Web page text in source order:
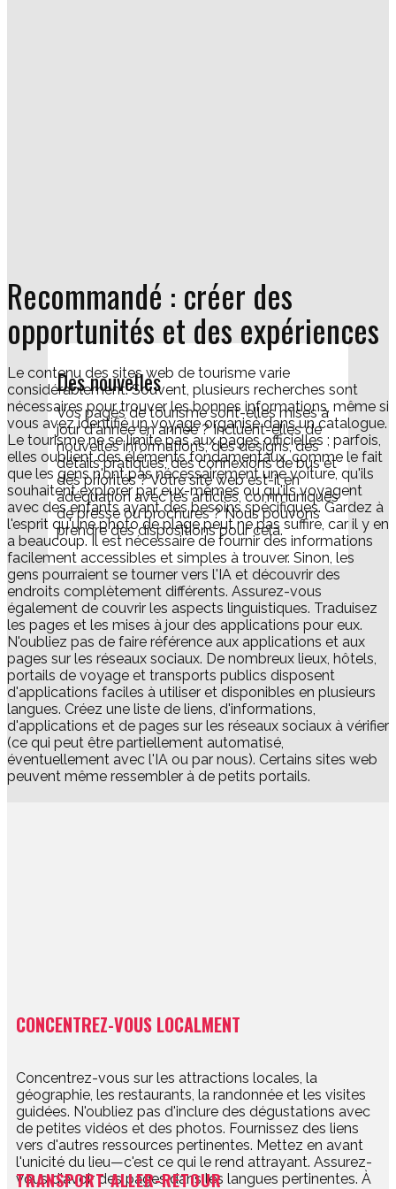
Des nouvelles
​Vos pages de tourisme sont-elles mises à
jour d'année en année ? Incluent-elles de
nouvelles informations, des designs, des
détails pratiques, des connexions de bus et
des priorités ? Votre site web est-il en
adéquation avec les articles, communiqués
de presse ou brochures ? Nous pouvons
prendre des dispositions pour cela.
Recommandé : créer des
opportunités et des expériences
Le contenu des sites web de tourisme varie
considérablement. Souvent, plusieurs recherches sont
nécessaires pour trouver les bonnes informations, même si
vous avez identifié un voyage organisé dans un catalogue.
Le tourisme ne se limite pas aux pages officielles ; parfois,
elles oublient des éléments fondamentaux, comme le fait
que les gens n'ont pas nécessairement une voiture, qu'ils
souhaitent explorer par eux-mêmes ou qu'ils voyagent
avec des enfants ayant des besoins spécifiques. Gardez à
l'esprit qu'une photo de plage peut ne pas suffire, car il y en
a beaucoup. Il est nécessaire de fournir des informations
facilement accessibles et simples à trouver. Sinon, les
gens pourraient se tourner vers l'IA et découvrir des
endroits complètement différents. Assurez-vous
également de couvrir les aspects linguistiques. Traduisez
les pages et les mises à jour des applications pour eux.
N'oubliez pas de faire référence aux applications et aux
pages sur les réseaux sociaux. De nombreux lieux, hôtels,
portails de voyage et transports publics disposent
d'applications faciles à utiliser et disponibles en plusieurs
langues. Créez une liste de liens, d'informations,
d'applications et de pages sur les réseaux sociaux à vérifier
(ce qui peut être partiellement automatisé,
éventuellement avec l'IA ou par nous). Certains sites web
peuvent même ressembler à de petits portails.
​CONCENTREZ-VOUS LOCALMENT
​Concentrez-vous sur les attractions locales, la
géographie, les restaurants, la randonnée et les visites
guidées. N'oubliez pas d'inclure des dégustations avec
de petites vidéos et des photos. Fournissez des liens
vers d'autres ressources pertinentes. Mettez en avant
l'unicité du lieu—c'est ce qui le rend attrayant. Assurez-
vous d'avoir des pages dans les langues pertinentes. À
TRANSPORT ALLER-RETOUR